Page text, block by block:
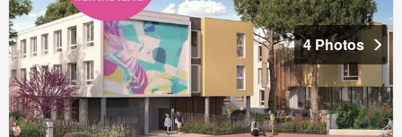
4 Photos